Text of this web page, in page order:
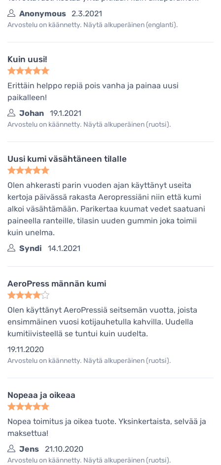
Anonymous 2.3.2021
Arvostelu on käännetty. Näytä alkuperäinen (englanti).
Kuin uusi!
Erittäin helppo repiä pois vanha ja painaa uusi
paikalleen!
Johan
19.1.2021
Arvostelu on käännetty. Näytä alkuperäinen (ruotsi).
Uusi kumi väsähtäneen tilalle
Olen ahkerasti parin vuoden ajan käyttänyt useita
kertoja päivässä rakasta Aeropressiäni niin että kumi
alkoi väsähtämään. Parikertaa kuumat vedet saatuani
paineella ranteille, tilasin uuden gummin joka toimii
kuin unelma.
Syndi
14.1.2021
AeroPress männän kumi
Olen käyttänyt AeroPressiä seitsemän vuotta, joista
ensimmäinen vuosi kotijauhetulla kahvilla. Uudella
kumitiivisteellä se tuntui kuin uudelta.
19.11.2020
Arvostelu on käännetty. Näytä alkuperäinen (ruotsi).
Nopeaa ja oikeaa
Nopea toimitus ja oikea tuote. Yksinkertaista, selvää ja
maksettua!
Jens
21.10.2020
Arvostelu on käännetty. Näytä alkuperäinen (ruotsi).